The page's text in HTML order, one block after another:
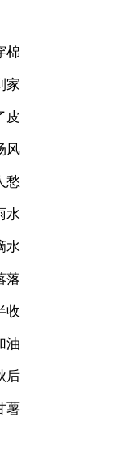
棉
家
皮
风
愁
水
水
落
收
油
后
薯